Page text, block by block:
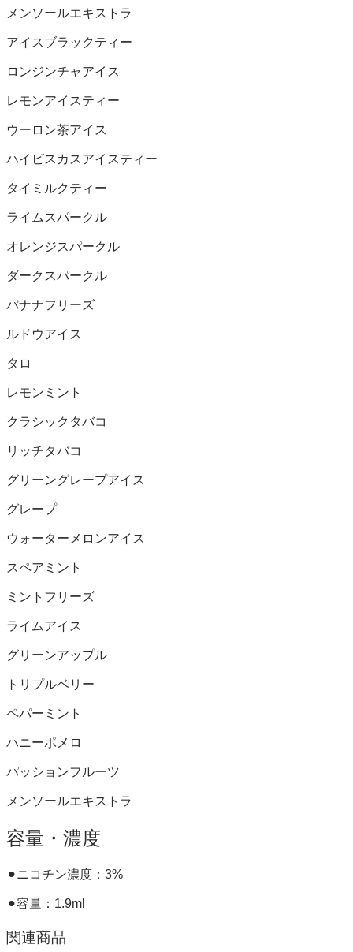
メンソールエキストラ
アイスブラックティー
ロンジンチャアイス
レモンアイスティー
ウーロン茶アイス
ハイビスカスアイスティー
タイミルクティー
ライムスパークル
オレンジスパークル
ダークスパークル
バナナフリーズ
ルドウアイス
タロ
レモンミント
クラシックタバコ
リッチタバコ
グリーングレープアイス
グレープ
ウォーターメロンアイス
スペアミント
ミントフリーズ
ライムアイス
グリーンアップル
トリプルベリー
ペパーミント
ハニーポメロ
パッションフルーツ
メンソールエキストラ
容量・濃度
⚫︎ニコチン濃度：3%
⚫︎容量：1.9ml
関連商品